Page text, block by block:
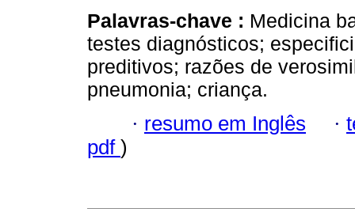
Palavras-chave : Medicina
testes diagnósticos;
preditivos; razões de
pneumonia; criança.
· resumo em Inglês ·
pdf )